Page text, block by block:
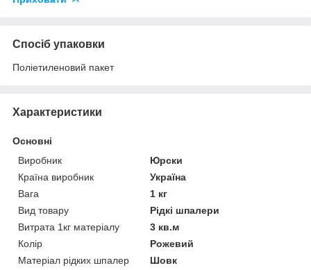
Спосіб упаковки
Поліетиленовий пакет
Характеристики
Основні
Виробник
Юрски
Країна виробник
Україна
Вага
1 кг
Вид товару
Рідкі шпалери
Витрата 1кг матеріалу
3 кв.м
Колір
Рожевий
Матеріал рідких шпалер
Шовк